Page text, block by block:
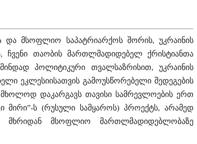
და მსოფლიო საპატრიარქოს შორის, უკრაინის
ჩვენი თაობის მართლმადიდებელ ქრისტიანთა
პოლიტიკური თვალსაზრისით, უკრაინის
ეკლესიისათვის გამოუსწორებელი შედეგების
მხოლოდ დაკარგავს თავისი სამრევლოების ერთ
მირი”-ს (რუსული სამყაროს) პროექტს, არამედ
მხრიდან მსოფლიო მართლმადიდებლობაზე